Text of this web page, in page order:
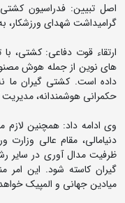
اصل تبیین: فدراسیون
گرامیداشت شهدای
ارتقاء قوت دفاعی: کشتی، با
های نوین از جمله هوش
داده است. کشتی گیران ما
حکمرانی هوشمندانه،
وی ادامه داد: همچنین
دنیامالی، مقام عالی
ظرفیت مدال آوری در سایر
گیران کاسته شود. این امر
میادین جهانی و المپیک